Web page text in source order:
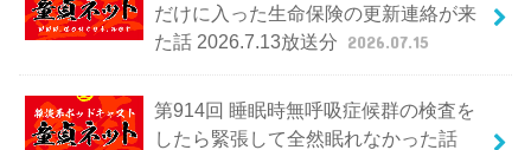
だけに入った生命保険の更新連絡が来
た話 2026.7.13放送分 2026.07.15
第914回 睡眠時無呼吸症候群の検査を
したら緊張して全然眠れなかった話